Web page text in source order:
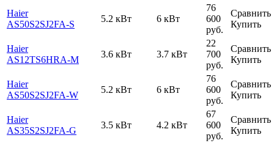
Haier
AS50S2SJ2FA-S
5.2 кВт 6 кВт
76
600
руб.
Сравнить
Купить
Haier
AS12TS6HRA-M
3.6 кВт 3.7 кВт
22
700
руб.
Сравнить
Купить
Haier
AS50S2SJ2FA-W
5.2 кВт 6 кВт
76
600
руб.
Сравнить
Купить
Haier
AS35S2SJ2FA-G
3.5 кВт 4.2 кВт
67
600
руб.
Сравнить
Купить